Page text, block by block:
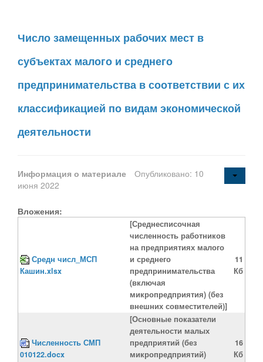
Число замещенных рабочих мест в
субъектах малого и среднего
предпринимательства в соответствии с их
классификацией по видам экономической
деятельности
Информация о материале
Опубликовано: 10
июня 2022
Вложения:
Средн числ_МСП
Кашин.xlsx
[Среднесписочная
численность работников
на предприятиях малого
и среднего
предпринимательства
(включая
микропредприятия) (без
внешних совместителей)]
11
Кб
Численность СМП
010122.docx
[Основные показатели
деятельности малых
предприятий (без
микропредприятий)
16
Кб